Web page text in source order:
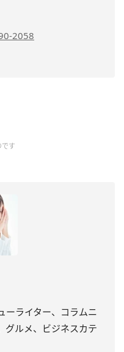
2058
す
ーライター、コラムニ
グルメ、ビジネスカテ